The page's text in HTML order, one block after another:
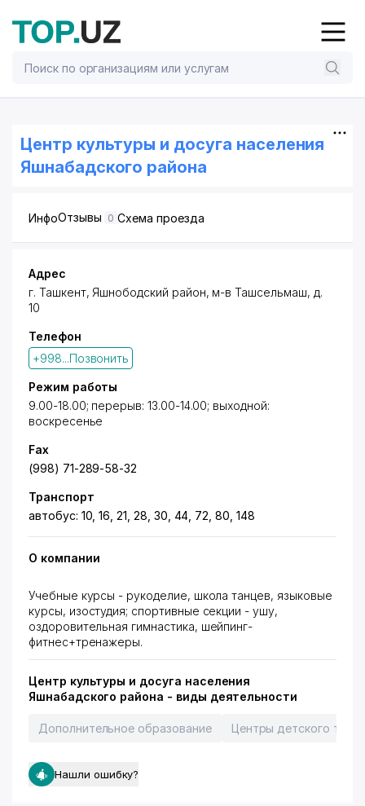
Центр культуры и досуга населения
Яшнабадского района
ИнфоОтзывы 0 Схема проезда
Адрес
г. Ташкент, Яшнободский район, м-в Ташсельмаш, д.
10
Телефон
+998...Позвонить
Режим работы
9.00-18.00; перерыв: 13.00-14.00; выходной:
воскресенье
Fax
(998) 71-289-58-32
Транспорт
автобус: 10, 16, 21, 28, 30, 44, 72, 80, 148
О компании
Учебные курсы - рукоделие, школа танцев, языковые
курсы, изостудия; спортивные секции - ушу,
оздоровительная гимнастика, шейпинг-
фитнес+тренажеры.
Центр культуры и досуга населения
Яшнабадского района - виды деятельности
Дополнительное образование Центры детского
Нашли ошибку?